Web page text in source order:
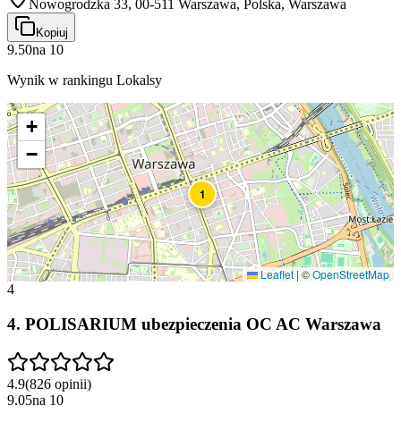
Nowogrodzka 33, 00-511 Warszawa, Polska, Warszawa
Kopiuj
9.50na 10
Wynik w rankingu Lokalsy
1
+
−
Leaflet | ©OpenStreetMap
4
4. POLISARIUM ubezpieczenia OC AC Warszawa
4.9(826 opinii)
9.05na 10